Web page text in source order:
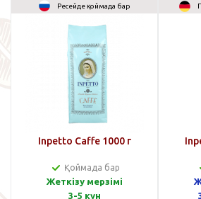
Ресейде қоймада бар
Inpetto Caffe 1000 г
Қоймада бар
Жеткізу мерзімі
3-5 күн